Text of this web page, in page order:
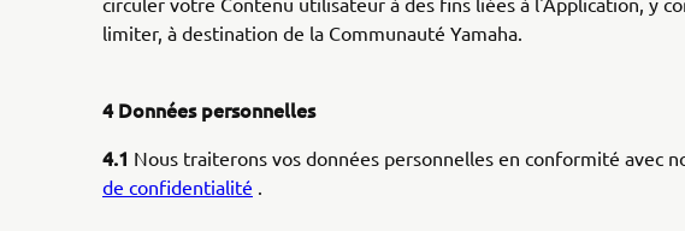
limiter, à destination de la Communauté Yamaha.
4 Données personnelles
4.1 Nous traiterons vos données personnelles en conformité avec
de confidentialité .